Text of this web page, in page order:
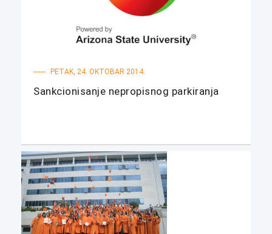
PETAK, 24. OKTOBAR 2014.
Sankcionisanje nepropisnog parkiranja